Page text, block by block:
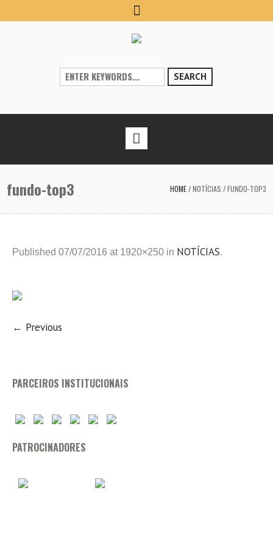
SEARCH
fundo-top3 HOME/NOTÍCIAS /FUNDO-TOP3
Published 07/07/2016 at 1920×250 in NOTÍCIAS.
← Previous
PARCEIROS INSTITUCIONAIS
PATROCINADORES